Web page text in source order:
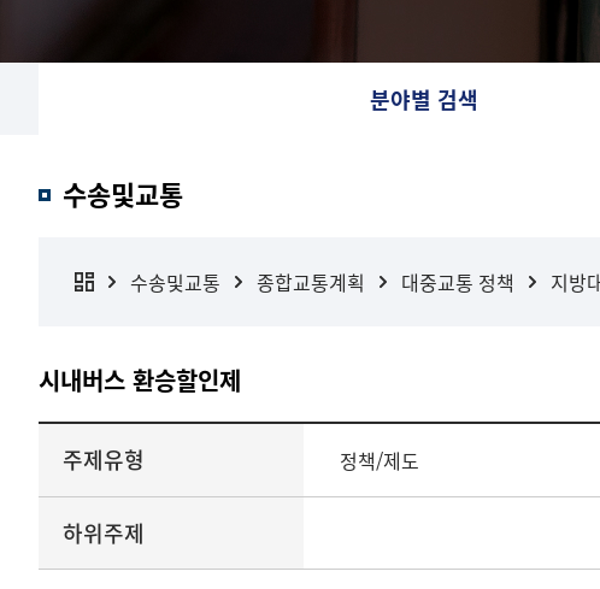
분야별 검색
수송및교통
수송및교통 종합교통계획 대중교통 정책 지방
시내버스 환승할인제
주제유형 정책/제도
하위주제